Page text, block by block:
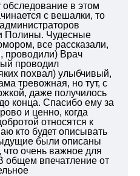
в этом
с вешалки, то
Полины. Чудесные
все рассказали,
проводили) Врач
проводил
похвал) улыбчивый,
тревожная, но тут, с
даже получилось
конца. Спасибо ему за
и ценно, когда
относятся к
кто будет описывать
были описаны
очень важное для
общем впечатление от